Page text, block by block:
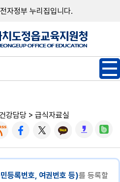
자정부 누리집입니다.
강담당 > 급식자료실
등록번호, 여권번호 등)를 등록할